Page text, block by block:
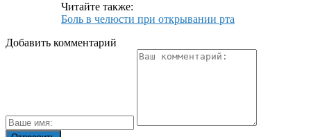
Читайте также:
Боль в челюсти при открывании рта
Добавить комментарий